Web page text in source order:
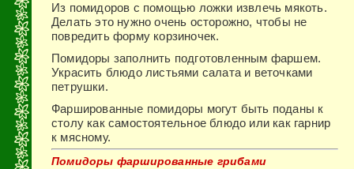
Из помидоров с помощью ложки извлечь мякоть.
Делать это нужно очень осторожно, чтобы не
повредить форму корзиночек.
Помидоры заполнить подготовленным фаршем.
Украсить блюдо листьями салата и веточками
петрушки.
Фаршированные помидоры могут быть поданы к
столу как самостоятельное блюдо или как гарнир
к мясному.
Помидоры фаршированные грибами